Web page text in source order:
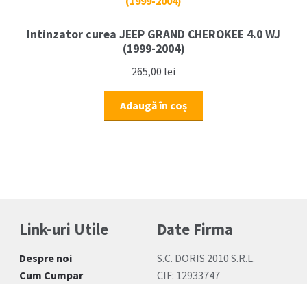
Intinzator curea JEEP GRAND CHEROKEE 4.0 WJ
(1999-2004)
265,00 lei
Adaugă în coș
Link-uri Utile
Despre noi
Cum Cumpar
Date Firma
S.C. DORIS 2010 S.R.L.
CIF: 12933747